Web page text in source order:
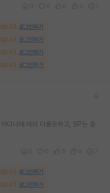
니다. 로그인하기
니다. 로그인하기
니다. 로그인하기
니다. 로그인하기
디냐에 따라 다를듯하고, SP는 충
니다. 로그인하기
니다. 로그인하기